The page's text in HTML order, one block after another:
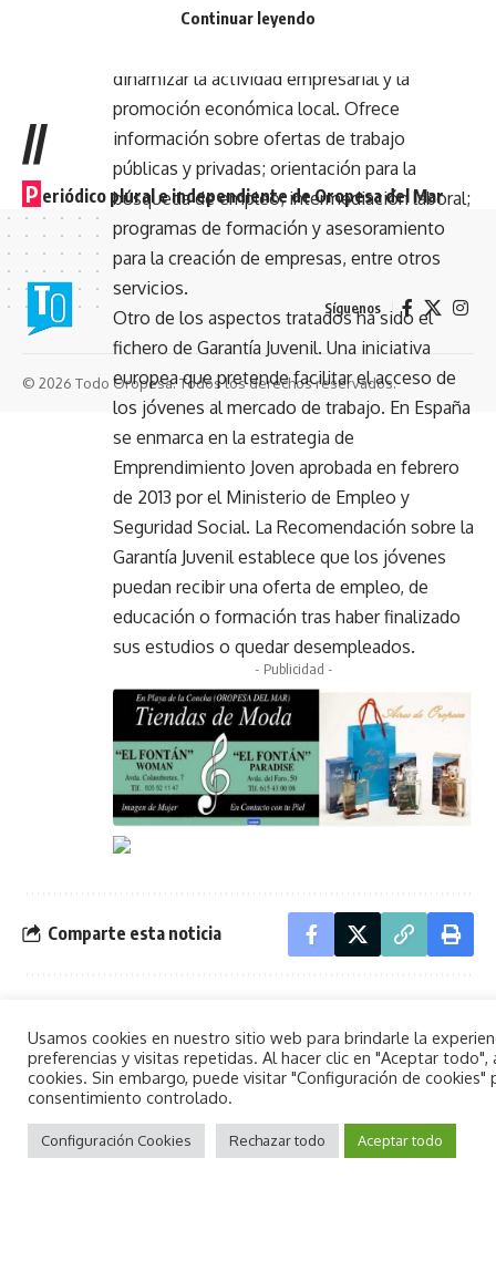
Privacy Policy andTerms of Use.
Aceptar
servicio de la Agencia de Empleo y
dinamizar la actividad empresarial y la
promoción económica local. Ofrece
información sobre ofertas de trabajo
públicas y privadas; orientación para la
búsqueda de empleo; intermediación laboral;
programas de formación y asesoramiento
para la creación de empresas, entre otros
servicios.
Otro de los aspectos tratados ha sido el
fichero de Garantía Juvenil. Una iniciativa
europea que pretende facilitar el acceso de
los jóvenes al mercado de trabajo. En España
se enmarca en la estrategia de
Emprendimiento Joven aprobada en febrero
de 2013 por el Ministerio de Empleo y
Seguridad Social. La Recomendación sobre la
Garantía Juvenil establece que los jóvenes
puedan recibir una oferta de empleo, de
educación o formación tras haber finalizado
sus estudios o quedar desempleados.
- Publicidad -
Comparte esta noticia
Compromís exige al
alcalde de Orpesa «el
cumplimiento de las
leyes de
transparencia»
Oropesa del Mar
organiza un Torneo
junio
Continuar leyendo
//
P eriódico plural e independiente de Oropesa del Mar
Síguenos
© 2026 Todo Oropesa. Todos los derechos reservados.
Usamos cookies en nuestro sitio web para brindarle la
preferencias y visitas repetidas. Al hacer clic en "Aceptar
cookies. Sin embargo, puede visitar "Configuración de cookies"
consentimiento controlado.
Configuración Cookies Rechazar todo Aceptar todo